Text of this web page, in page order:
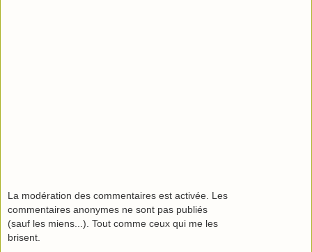
La modération des commentaires est activée. Les
commentaires anonymes ne sont pas publiés
(sauf les miens...). Tout comme ceux qui me les
brisent.